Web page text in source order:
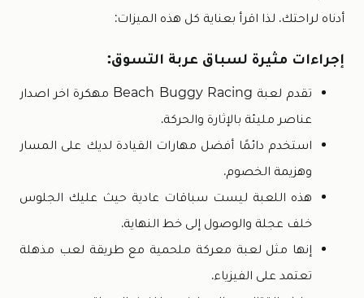
أدناه لراحتك. لذا اقرأ بعناية كل هذه الميزات:
إجراءات مثيرة لسباق عربة التسوق:
تقدم لعبة Beach Buggy Racing مهكرة اخر اصدار
عناصر مليئة بالإثارة والحركة.
استخدم دائمًا أفضل مهارات القيادة لديك على المسار
وهزيمة الخصوم.
هذه اللعبة ليست سباقات عادية حيث عليك الجلوس
خلف عجلة والوصول إلى خط النهاية.
إنها مثل لعبة معركة ملحمية مع طريقة لعب مذهلة
تعتمد على الفيزياء.